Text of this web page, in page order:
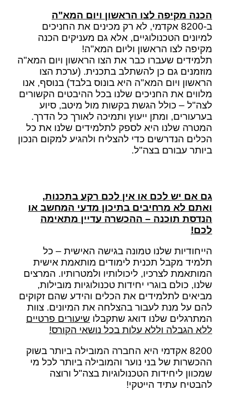
הכנה מקיפה לצו הראשון ויום המא"ה
ב-8200 אקדמי, לא רק מכינים את החניכים
למיונים הטכנולוגיים, אלא גם מעניקים הכנה
מקיפה לצו הראשון וליום המא"ה!
תלמידים שעברו כבר את הצו הראשון ויום המא"ה
מוזמנים גם כן להשתלב בתכנית. (ערכת הצו
הראשון ויום המא"ה היא בונוס בלבד) בנוסף, אנו
מלווים את החניכים שלנו בכל ההיבטים הקשורים
לצה"ל – כולל הגשת בקשות מול מיטב, סיוע
בערעורים, ומתן ייעוץ ותמיכה לאורך כל הדרך.
המטרה שלנו היא לספק לתלמידים שלנו את כל
הכלים הנדרשים כדי להצליח ולהגיע למקום הנכון
ביותר עבורם בצה"ל.
גם אם יש לכם או אין לכם רקע בתכנות,
ואתם לא מרחיבים בתיכון מדעי המחשב או
הנדסת תוכנה – ההכשרה עדיין מתאימה
לכם!
הייחודיות שלנו טמונה בגישה האישית – כל
תלמיד מקבל תכנית לימודים מותאמת אישית
המותאמת לצרכיו, ליכולותיו ולמטרותיו. המרצים
שלנו, כולם בוגרי יחידות טכנולוגיות מובילות,
מביאים לתלמידים את הכלים והידע שהם זקוקים
להם על מנת לעבור בהצלחה את המיונים. צוות
המתרגלים שלנו דואג שתקבלו שיעורים פרטיים
ללא הגבלה וללא עלות בכל נושאי הקורס!
8200 אקדמי היא החברה המובילה ביותר בשוק
ההכשרות של בני נוער והמובילה ביותר לכל מי
שמכוון ליחידות הטכנולוגיות בצה"ל ורוצה
להבטיח עתיד הייטקי!